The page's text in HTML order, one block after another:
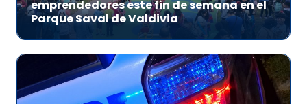
emprendedores este fin de semana en el
Parque Saval de Valdivia